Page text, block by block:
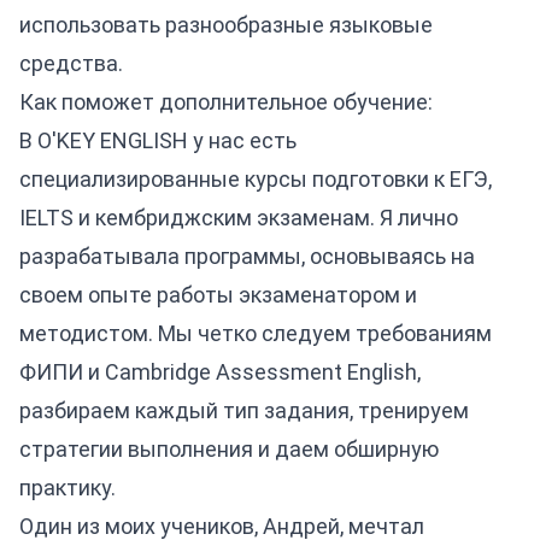
использовать разнообразные языковые
средства.
Как поможет дополнительное обучение:
В O'KEY ENGLISH у нас есть
специализированные курсы подготовки к ЕГЭ,
IELTS и кембриджским экзаменам. Я лично
разрабатывала программы, основываясь на
своем опыте работы экзаменатором и
методистом. Мы четко следуем требованиям
ФИПИ и Cambridge Assessment English,
разбираем каждый тип задания, тренируем
стратегии выполнения и даем обширную
практику.
Один из моих учеников, Андрей, мечтал